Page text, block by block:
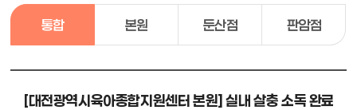
통합 본원 둔산점 판암점
[대전광역시육아종합지원센터 본원] 실내 살충 소독 완료